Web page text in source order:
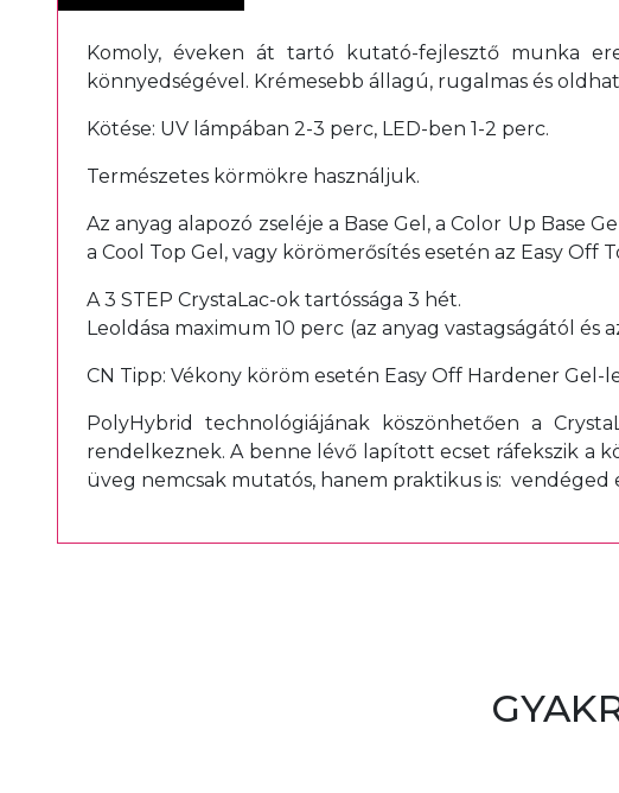
Komoly, éveken át tartó kutató-fejlesztő munka
könnyedségével. Krémesebb állagú, rugalmas és
Kötése: UV lámpában 2-3 perc, LED-ben 1-2 perc.
Természetes körmökre használjuk.
Az anyag alapozó zseléje a Base Gel, a Color Up Base
a Cool Top Gel, vagy körömerősítés esetén az Easy Off
A 3 STEP CrystaLac-ok tartóssága 3 hét.
Leoldása maximum 10 perc (az anyag vastagságától és
CN Tipp: Vékony köröm esetén Easy Off Hardener
PolyHybrid technológiájának köszönhetően a
rendelkeznek. A benne lévő lapított ecset ráfekszik a
üveg nemcsak mutatós, hanem praktikus is: vendéged